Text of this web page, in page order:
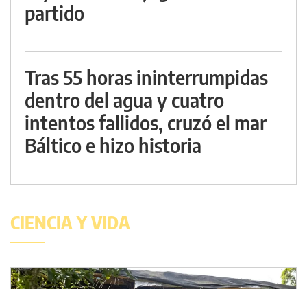
partido
Tras 55 horas ininterrumpidas
dentro del agua y cuatro
intentos fallidos, cruzó el mar
Báltico e hizo historia
CIENCIA Y VIDA